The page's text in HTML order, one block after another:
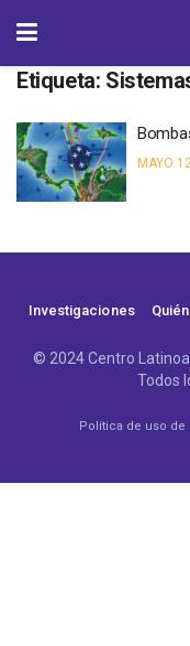
Etiqueta:
MAYO
Investigaciones
© 2024 Centro
Todos
Política de uso de